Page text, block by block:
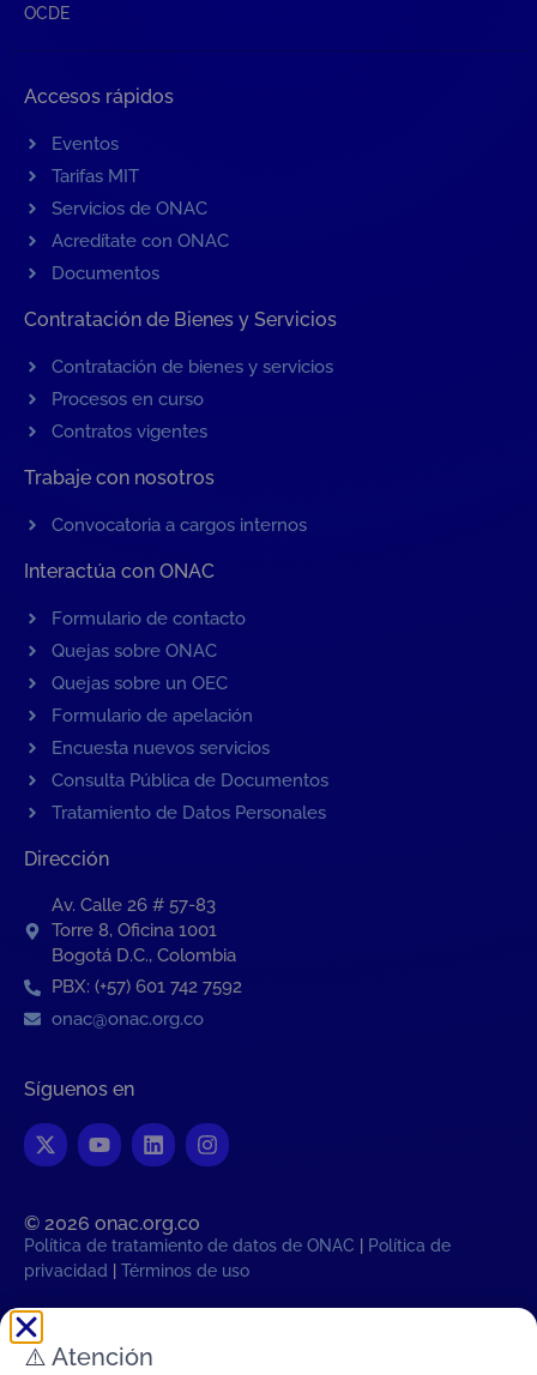
OCDE
Accesos rápidos
Eventos
Tarifas MIT
Servicios de ONAC
Acredítate con ONAC
Documentos
Contratación de Bienes y Servicios
Contratación de bienes y servicios
Procesos en curso
Contratos vigentes
Trabaje con nosotros
Convocatoria a cargos internos
Interactúa con ONAC
Formulario de contacto
Quejas sobre ONAC
Quejas sobre un OEC
Formulario de apelación
Encuesta nuevos servicios
Consulta Pública de Documentos
Tratamiento de Datos Personales
Dirección
Av. Calle 26 # 57-83
Torre 8, Oficina 1001
Bogotá D.C., Colombia
PBX: (+57) 601 742 7592
onac@onac.org.co
Síguenos en
© 2026 onac.org.co​
Política de tratamiento de datos de ONAC
Política de
privacidad
Términos de uso
Sab, 8 de Agosto de 2026 03:53:18
⚠️ Atención